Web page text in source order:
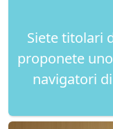
Siete titolari
proponete
navigatori